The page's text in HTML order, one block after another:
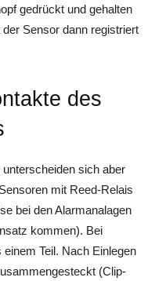
gedrückt und gehalten
Sensor dann registriert
des
sich aber
mit Reed-Relais
bei den Alarmanalagen
kommen). Bei
Teil. Nach Einlegen
(Clip-